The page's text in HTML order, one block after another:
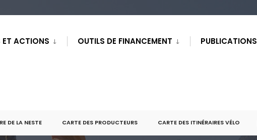
ET ACTIONS OUTILS DE FINANCEMENT PUBLICATIONS
DE LA NESTE CARTE DES PRODUCTEURS CARTE DES ITINÉRAIRES VÉLO